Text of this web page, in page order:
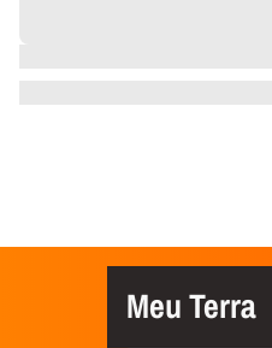
Meu Terra